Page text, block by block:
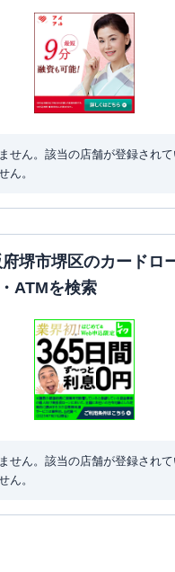
せん。該当の店舗が登録されて
ん。
堺市堺区のカードロ
ATMを検索
せん。該当の店舗が登録されて
ん。